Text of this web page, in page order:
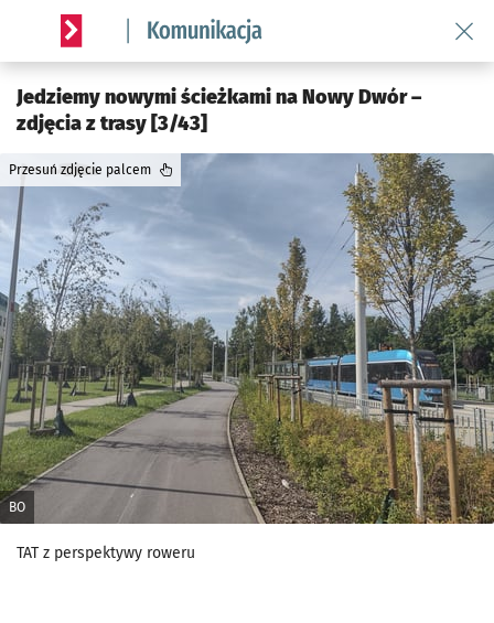
Serwis informacyjny wroclaw.pl podserwis: Komunikacja
Jedziemy nowymi ścieżkami na Nowy Dwór –
zdjęcia z trasy [3/43]
BO
Przesuń zdjęcie palcem
TAT z perspektywy roweru